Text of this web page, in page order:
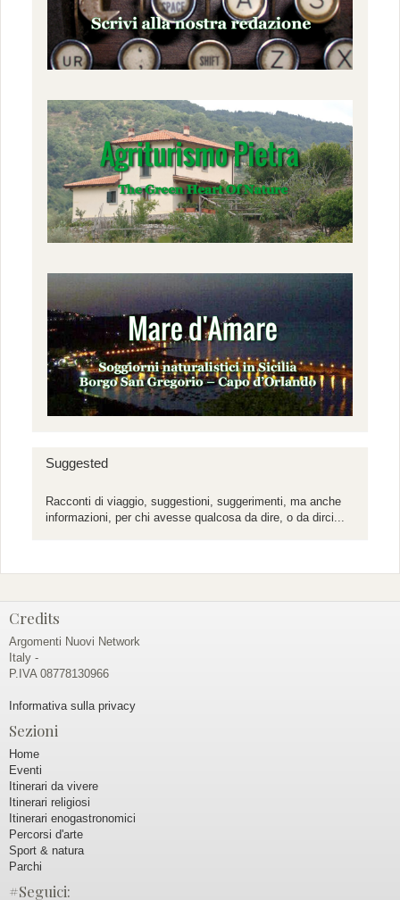
Suggested
Racconti di viaggio, suggestioni, suggerimenti, ma anche
informazioni, per chi avesse qualcosa da dire, o da dirci...
Credits
Argomenti Nuovi Network
Italy -
P.IVA 08778130966
Informativa sulla privacy
Sezioni
Home
Eventi
Itinerari da vivere
Itinerari religiosi
Itinerari enogastronomici
Percorsi d'arte
Sport & natura
Parchi
#Seguici: